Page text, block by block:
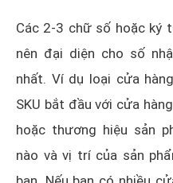
Các 2-3 chữ số hoặc ký
nên đại diện cho số
nhất. Ví dụ loại cửa
SKU bắt đầu với cửa
hoặc thương hiệu sản
nào và vị trí của sản